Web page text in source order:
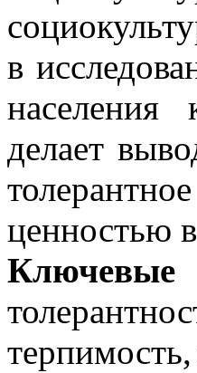
в
населения
делает
ценностью